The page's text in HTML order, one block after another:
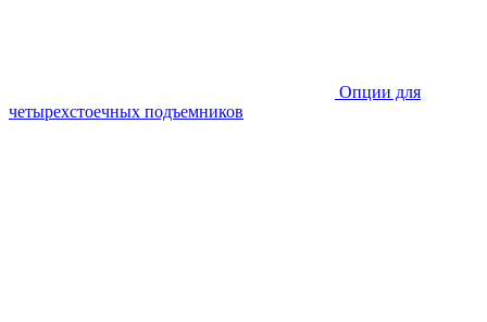
Опции для
четырехстоечных подъемников